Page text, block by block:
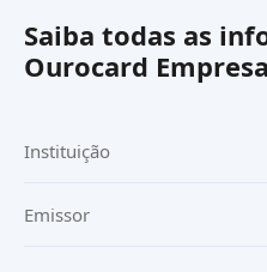
Saiba todas as
Ourocard
Instituição
Emissor